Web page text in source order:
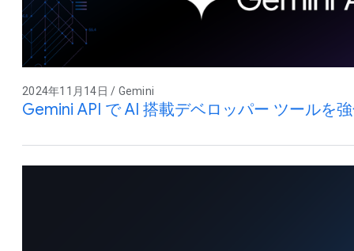
2024年11月14日 / Gemini
Gemini API で AI 搭載デベロッパー ツールを